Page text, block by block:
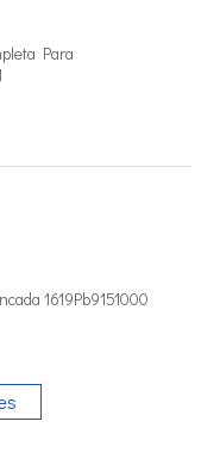
Para
1619Pb9151000